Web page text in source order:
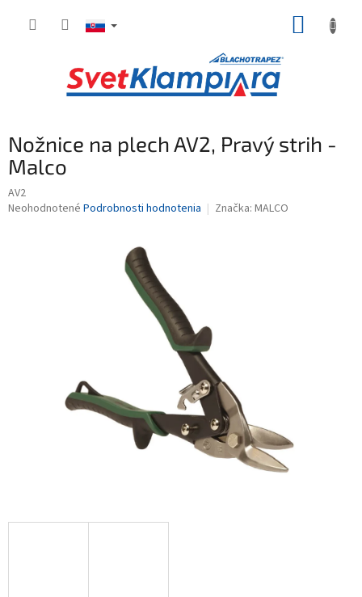
Nožnice na plech AV2, Pravý strih -
Malco
AV2
Priemerné
Neohodnotené Podrobnosti hodnotenia Značka: MALCO